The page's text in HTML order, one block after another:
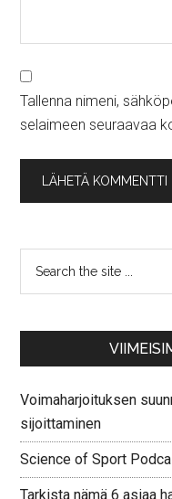
Tallenna nimeni,
selaimeen seuraavaa
Voimaharjoituksen
sijoittaminen
Science of Sport
Tarkista nämä 6 asiaa